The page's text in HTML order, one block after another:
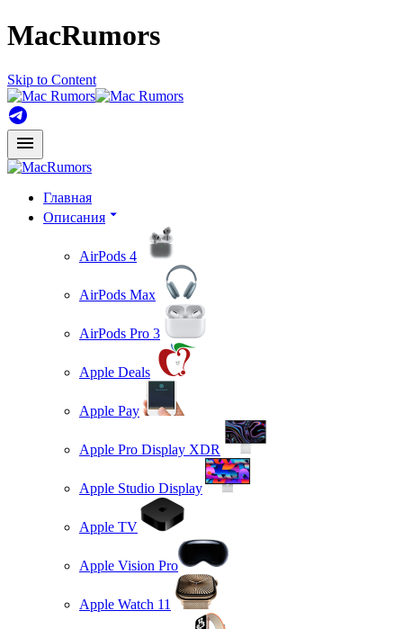
MacRumors
Skip to Content
Главная
Описания
AirPods 4
AirPods Max
AirPods Pro 3
Apple Deals
Apple Pay
Apple Pro Display XDR
Apple Studio Display
Apple TV
Apple Vision Pro
Apple Watch 11